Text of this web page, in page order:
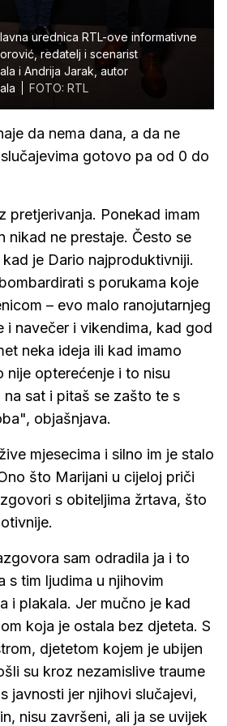
urednica RTL-ove informativne
redatelj i scenarist
i Andrija Jarak, autor
FOTO: RTL
da nema dana, a da ne
gotovo pa od 0 do
pretjerivanja. Ponekad imam
nikad ne prestaje. Često se
je Dario najproduktivniji.
s porukama koje
– evo malo ranojutarnjeg
i navečer i vikendima, kad god
neka ideja ili kad imamo
nije opterećenje i to nisu
sat i pitaš se zašto te s
objašnjava.
mjesecima i silno im je stalo
što Marijani u cijeloj priči
s obiteljima žrtava, što
sam odradila ja i to
s tim ljudima u njihovim
i plakala. Jer mučno je kad
koja je ostala bez djeteta. S
djetetom kojem je ubijen
su kroz nezamislive traume
javnosti jer njihovi slučajevi,
nisu završeni, ali ja se uvijek